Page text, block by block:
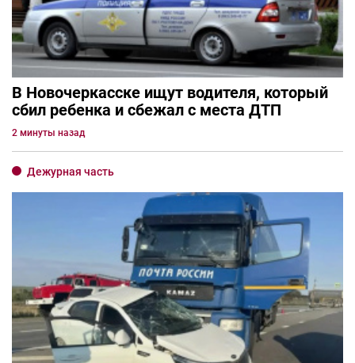
В Новочеркасске ищут водителя, который
сбил ребенка и сбежал с места ДТП
2 минуты назад
Дежурная часть